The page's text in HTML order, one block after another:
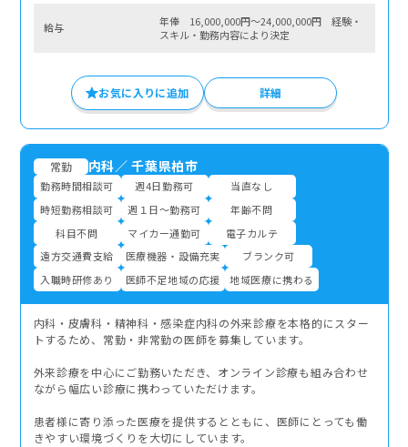
給与
年俸 16,000,000円～24,000,000円 経験・
スキル・勤務内容により決定
お気に入りに追加 詳細
常勤 内科／千葉県柏市
勤務時間相談可 週4日勤務可
当直なし
時短勤務相談可
週１日～勤務可
年齢不問
科目不問
マイカー通勤可
電子カルテ
遠方交通費支給
医療機器・設備充実
ブランク可
入職時研修あり
医師不足地域の応援 地域医療に携わる
内科・皮膚科・精神科・感染症内科の外来診療を本格的にスター
トするため、常勤・非常勤の医師を募集しています。
外来診療を中心にご勤務いただき、オンライン診療も組み合わせ
ながら幅広い診療に携わっていただけます。
患者様に寄り添った医療を提供するとともに、医師にとっても働
きやすい環境づくりを大切にしています。